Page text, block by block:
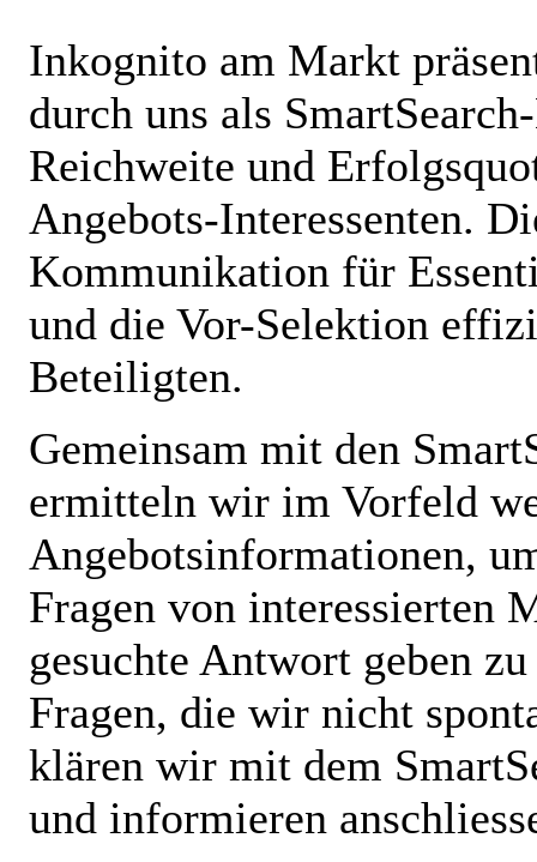
Inkognito am Markt
durch uns als SmartSearch
Reichweite und
Angebots-Interessenten.
Kommunikation für
und die Vor-Selektion
Beteiligten.
Gemeinsam mit den
ermitteln wir im Vorfeld
Angebotsinformationen,
Fragen von interessierten
gesuchte Antwort geben
Fragen, die wir nicht
klären wir mit dem
und informieren